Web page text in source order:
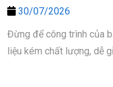
30/07/2026
Đừng để công trình của
liệu kém chất lượng, dễ